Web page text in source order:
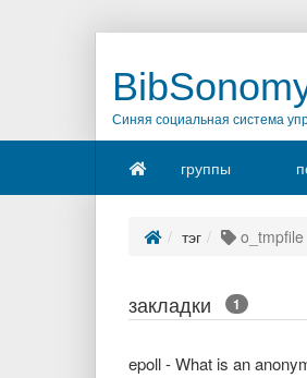
Синяя социальная система
группы
тэг o_tmpfile
закладки 1